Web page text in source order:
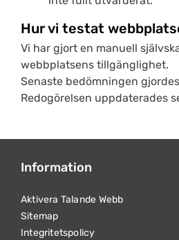
Hur vi testat
Vi har gjort en manuell
webbplatsens tillgänglighet.
Senaste bedömningen
Redogörelsen uppdaterades
Information
Aktivera Talande Webb
Sitemap
Integritetspolicy